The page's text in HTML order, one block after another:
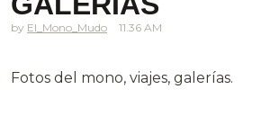
El_Mono_Mudo 11.36 AM
Fotos del mono, viajes, galerías.